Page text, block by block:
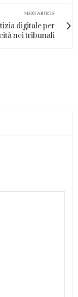
NEXT ARTICLE
digitale per
nei tribunali